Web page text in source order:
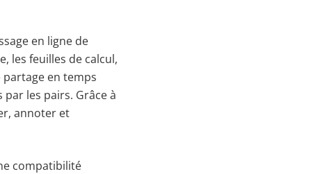
en ligne de
les feuilles de calcul,
en temps
les pairs. Grâce à
annoter et
compatibilité